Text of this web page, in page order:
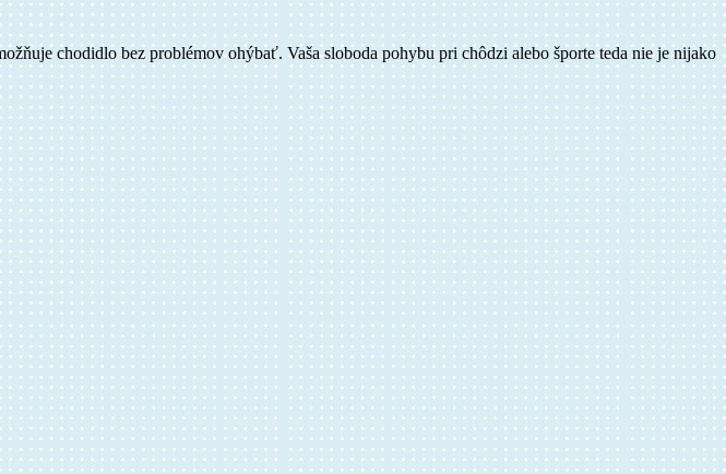
chodidlo bez problémov ohýbať. Vaša sloboda pohybu pri chôdzi alebo športe teda nie je nijako